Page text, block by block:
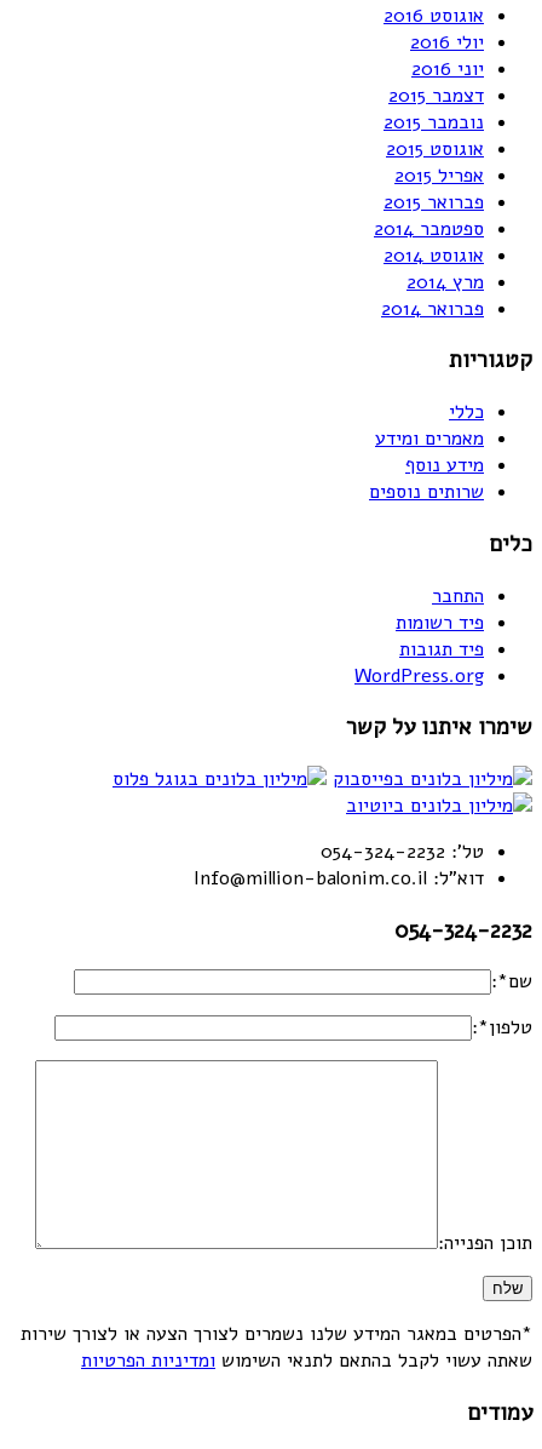
אוגוסט 2016
יולי 2016
יוני 2016
דצמבר 2015
נובמבר 2015
אוגוסט 2015
אפריל 2015
פברואר 2015
ספטמבר 2014
אוגוסט 2014
מרץ 2014
פברואר 2014
קטגוריות
כללי
מאמרים ומידע
מידע נוסף
שרותים נוספים
כלים
התחבר
פיד רשומות
פיד תגובות
WordPress.org
שימרו איתנו על קשר
טל': 054-324-2232
דוא"ל: Info@million-balonim.co.il
054-324-2232
שם*:
טלפון*:
תוכן הפנייה:
*הפרטים במאגר המידע שלנו נשמרים לצורך הצעה או לצורך שירות
שאתה עשוי לקבל בהתאם לתנאי השימוש ומדיניות הפרטיות
עמודים